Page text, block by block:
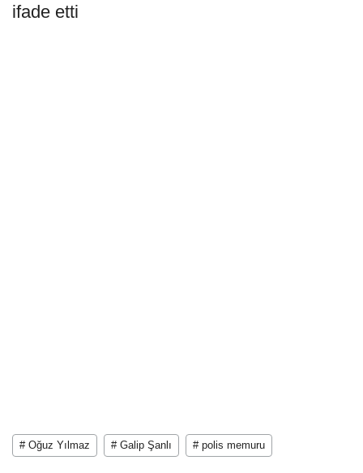
ifade etti
# Oğuz Yılmaz # Galip Şanlı # polis memuru